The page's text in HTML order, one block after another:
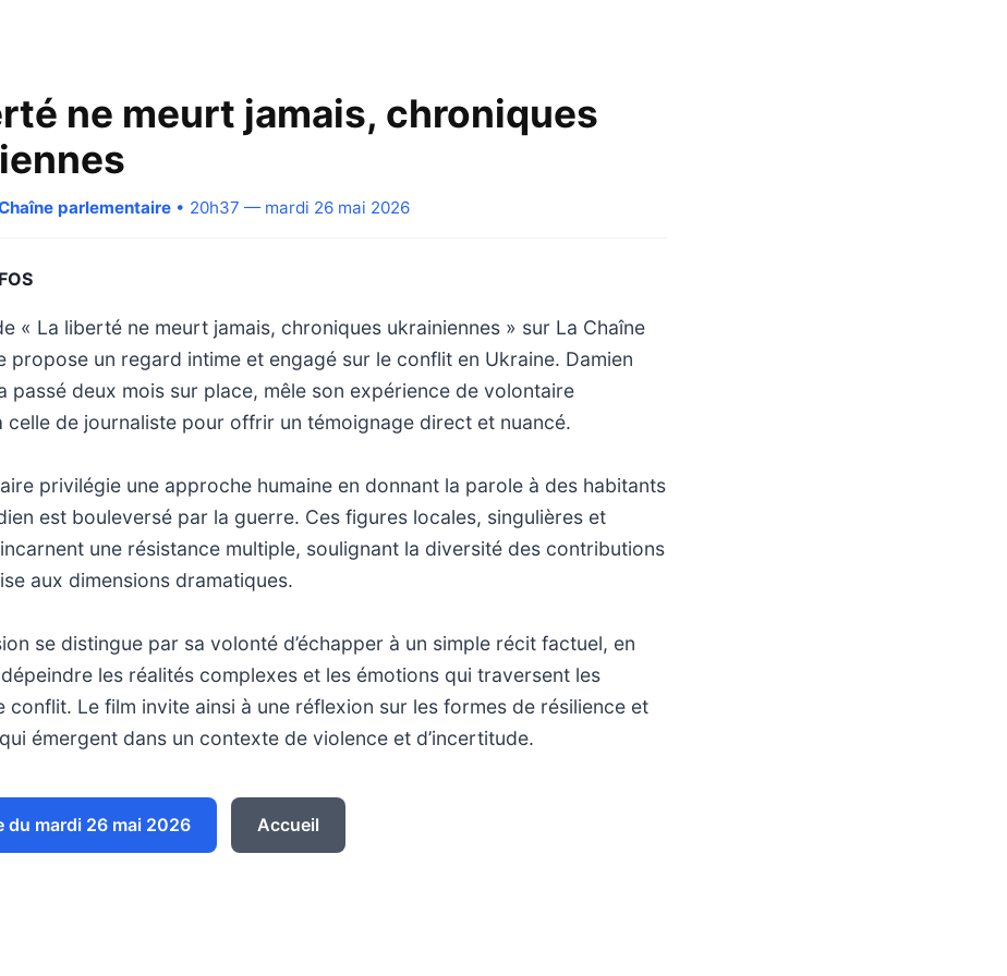
ne meurt jamais, chroniques
parlementaire • 20h37 — mardi 26 mai 2026
« La liberté ne meurt jamais, chroniques ukrainiennes » sur La Chaîne
propose un regard intime et engagé sur le conflit en Ukraine. Damien
passé deux mois sur place, mêle son expérience de volontaire
celle de journaliste pour offrir un témoignage direct et nuancé.
privilégie une approche humaine en donnant la parole à des habitants
est bouleversé par la guerre. Ces figures locales, singulières et
une résistance multiple, soulignant la diversité des contributions
aux dimensions dramatiques.
se distingue par sa volonté d’échapper à un simple récit factuel, en
dépeindre les réalités complexes et les émotions qui traversent les
conflit. Le film invite ainsi à une réflexion sur les formes de résilience et
émergent dans un contexte de violence et d’incertitude.
du mardi 26 mai 2026 Accueil